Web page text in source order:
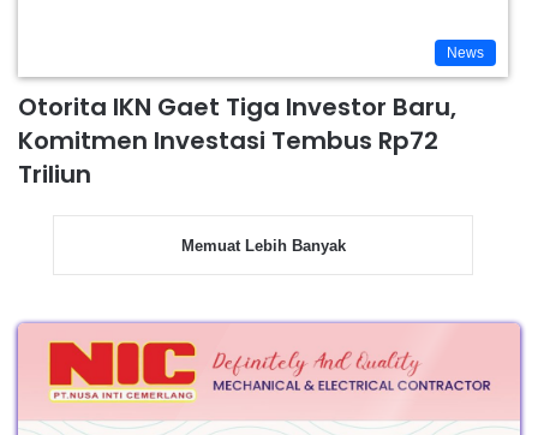
News
Otorita IKN Gaet Tiga Investor Baru,
Komitmen Investasi Tembus Rp72
Triliun
Memuat Lebih Banyak